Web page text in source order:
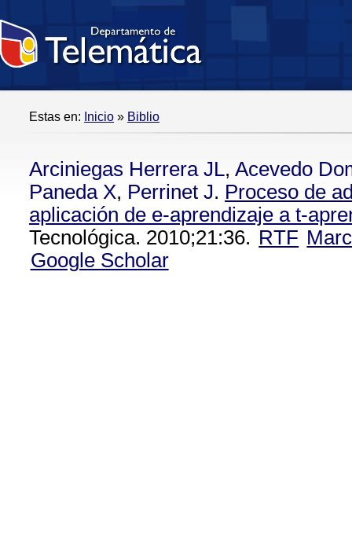
Estas en: Inicio » Biblio
Arciniegas Herrera JL, Acevedo
Paneda X, Perrinet J. Proceso de
aplicación de e-aprendizaje a t-
Tecnológica. 2010;21:36. RTF
Google Scholar